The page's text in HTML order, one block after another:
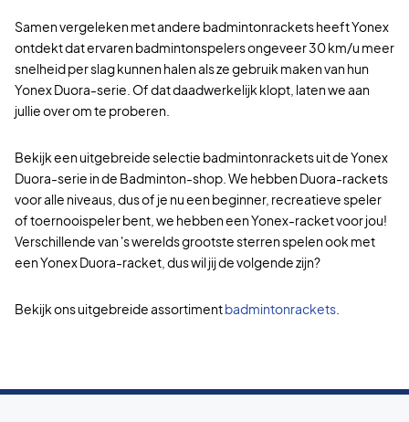
Samen vergeleken met andere badmintonrackets heeft Yonex
ontdekt dat ervaren badmintonspelers ongeveer 30 km/u meer
snelheid per slag kunnen halen als ze gebruik maken van hun
Yonex Duora-serie. Of dat daadwerkelijk klopt, laten we aan
jullie over om te proberen.
Bekijk een uitgebreide selectie badmintonrackets uit de Yonex
Duora-serie in de Badminton-shop. We hebben Duora-rackets
voor alle niveaus, dus of je nu een beginner, recreatieve speler
of toernooispeler bent, we hebben een Yonex-racket voor jou!
Verschillende van 's werelds grootste sterren spelen ook met
een Yonex Duora-racket, dus wil jij de volgende zijn?
Bekijk ons uitgebreide assortimentbadmintonrackets